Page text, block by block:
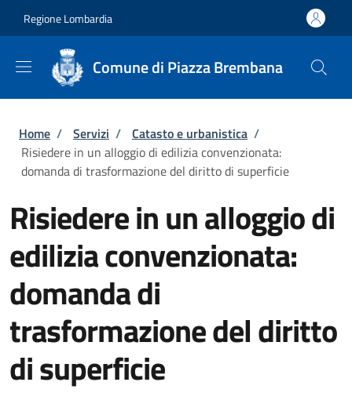
Regione Lombardia
Comune di Piazza Brembana
Briciole di pane
Home / Servizi / Catasto e urbanistica /
Risiedere in un alloggio di edilizia convenzionata:
domanda di trasformazione del diritto di superficie
Risiedere in un alloggio di
edilizia convenzionata:
domanda di
trasformazione del diritto
di superficie